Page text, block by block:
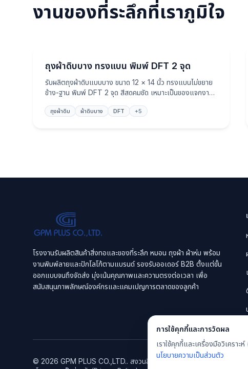
การใช้คุกกี้และการวัดผล
เราใช้คุกกี้และเครื่องมือวิเคร
นโยบายความเป็นส่วนตัว
งานของที่ระลึกที่เราภูมิใจ
ถุงผ้า
ถุงผ้าดิบบาง ทรงแบน พิมพ์ DFT 2 จุด
รับผลิตถุงผ้าดิบแบบบาง ขนาด 12 × 14 นิ้ว ทรงแบนไม่ขยาย
ข้าง-ฐาน พิมพ์ DFT 2 จุด สีสดคมชัด เหมาะเป็นของแจกงาน
ถุงผ้าดิบ ผ้าดิบบาง DFT +5
โรงงานรับผลิตสินค้าสิ่งทอและของที่ระลึก หมอน ถุงผ้า ผ้าห่ม พร้อม
งานพิมพ์ลายและปักโลโก้ตามแบรนด์ รองรับออเดอร์ B2B ตั้งแต่ขั้น
ออกแบบจนถึงจัดส่ง มุ่งเน้นคุณภาพและความตรงต่อเวลา เพื่อ
สนับสนุนภาพลักษณ์องค์กรและแคมเปญการตลาดของลูกค้า
© 2026 GPM PLUS CO.,LTD.. สงวนลิขสิทธิ์